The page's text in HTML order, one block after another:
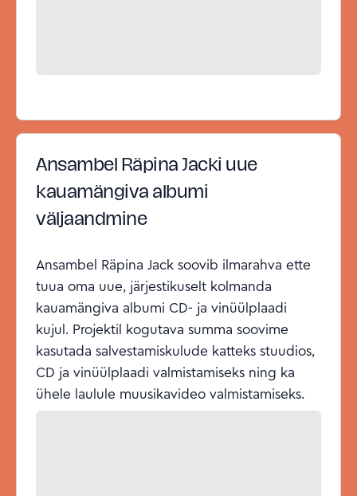
Ansambel Räpina Jacki uue
kauamängiva albumi
väljaandmine
Ansambel Räpina Jack soovib ilmarahva ette
tuua oma uue, järjestikuselt kolmanda
kauamängiva albumi CD- ja vinüülplaadi
kujul. Projektil kogutava summa soovime
kasutada salvestamiskulude katteks stuudios,
CD ja vinüülplaadi valmistamiseks ning ka
ühele laulule muusikavideo valmistamiseks.